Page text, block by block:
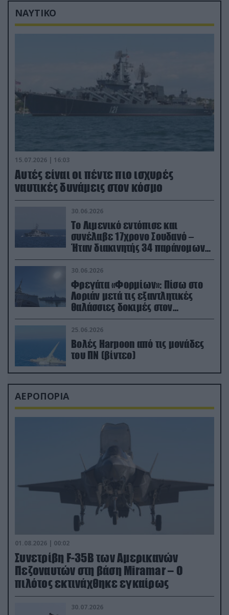
ΝΑΥΤΙΚΟ
15.07.2026 | 16:03
Aυτές είναι οι πέντε πιο ισχυρές
ναυτικές δυνάμεις στον κόσμο
30.06.2026
Το Λιμενικό εντόπισε και
συνέλαβε 17χρονο Σουδανό –
Ήταν διακινητής 34 παράνομων
μεταναστών
30.06.2026
Φρεγάτα «Φορμίων»: Πίσω στο
Λοριάν μετά τις εξαντλητικές
θαλάσσιες δοκιμές στον
απαιτητικό Βισκαϊκό
25.06.2026
Βολές Harpoon από τις μονάδες
του ΠΝ (βίντεο)
ΑΕΡΟΠΟΡΙΑ
01.08.2026 | 00:02
Συνετρίβη F-35B των Αμερικανών
Πεζοναυτών στη βάση Miramar – Ο
πιλότος εκτινάχθηκε εγκαίρως
30.07.2026